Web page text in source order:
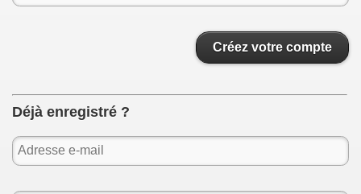
Créez votre compte
Déjà enregistré ?